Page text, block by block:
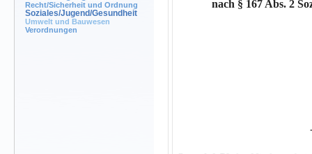
Recht/Sicherheit und Ordnung
Soziales/Jugend/Gesundheit
Umwelt und Bauwesen
Verordnungen
nach § 167 Abs. 2